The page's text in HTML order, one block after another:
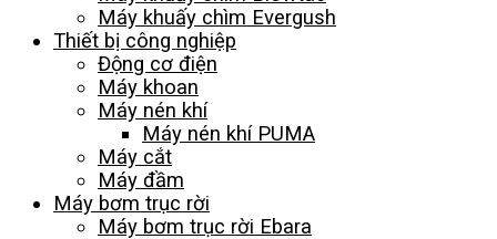
Máy khuấy chìm Evergush
Thiết bị công nghiệp
Động cơ điện
Máy khoan
Máy nén khí
Máy nén khí PUMA
Máy cắt
Máy đầm
Máy bơm trục rời
Máy bơm trục rời Ebara